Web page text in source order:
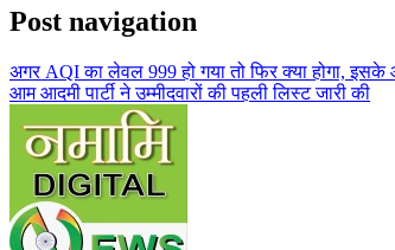
Post navigation
अगर AQI का लेवल 999 हो गया तो फिर क्या होगा,
आम आदमी पार्टी ने उम्मीदवारों की पहली लिस्ट जारी की